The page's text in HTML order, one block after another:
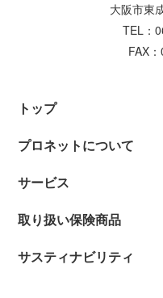
大阪市東
TEL：
FAX
トップ
プロネットについて
サービス
取り扱い保険商品
サスティナビリティ